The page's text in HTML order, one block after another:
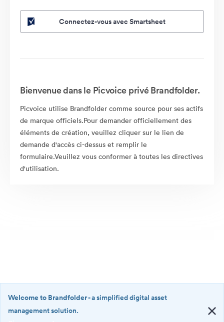
Connectez-vous avec Smartsheet
Bienvenue dans le Picvoice privé Brandfolder.
Picvoice utilise Brandfolder comme source pour ses actifs
de marque officiels.Pour demander officiellement des
éléments de création, veuillez cliquer sur le lien de
demande d'accès ci-dessus et remplir le
formulaire.Veuillez vous conformer à toutes les directives
d'utilisation.
Welcome to Brandfolder- a simplified digital asset
management solution.